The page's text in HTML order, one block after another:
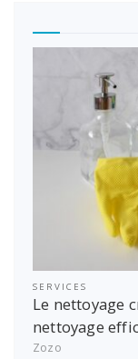
SERVICES
Le nettoyage
nettoyage
Zozo